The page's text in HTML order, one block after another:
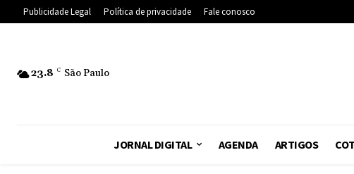
Publicidade Legal Política de privacidade Fale conosco
23.8 C São Paulo
JORNAL DIGITAL AGENDA ARTIGOS